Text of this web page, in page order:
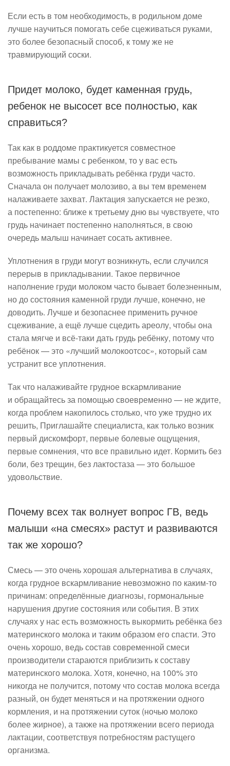
Если есть в том необходимость, в родильном доме
лучше научиться помогать себе сцеживаться руками,
это более безопасный способ, к тому же не
травмирующий соски.
Придет молоко, будет каменная грудь,
ребенок не высосет все полностью, как
справиться?
Так как в роддоме практикуется совместное
пребывание мамы с ребенком, то у вас есть
возможность прикладывать ребёнка груди часто.
Сначала он получает молозиво, а вы тем временем
налаживаете захват. Лактация запускается не резко,
а постепенно: ближе к третьему дню вы чувствуете, что
грудь начинает постепенно наполняться, в свою
очередь малыш начинает сосать активнее.
Уплотнения в груди могут возникнуть, если случился
перерыв в прикладывании. Такое первичное
наполнение груди молоком часто бывает болезненным,
но до состояния каменной груди лучше, конечно, не
доводить. Лучше и безопаснее применить ручное
сцеживание, а ещё лучше сцедить ареолу, чтобы она
стала мягче и всё-таки дать грудь ребёнку, потому что
ребёнок — это «лучший молокоотсос», который сам
устранит все уплотнения.
Так что налаживайте грудное вскармливание
и обращайтесь за помощью своевременно — не ждите,
когда проблем накопилось столько, что уже трудно их
решить, Приглашайте специалиста, как только возник
первый дискомфорт, первые болевые ощущения,
первые сомнения, что все правильно идет. Кормить без
боли, без трещин, без лактостаза — это большое
удовольствие.
Почему всех так волнует вопрос ГВ, ведь
малыши «на смесях» растут и развиваются
так же хорошо?
Смесь — это очень хорошая альтернатива в случаях,
когда грудное вскармливание невозможно по каким-то
причинам: определённые диагнозы, гормональные
нарушения другие состояния или события. В этих
случаях у нас есть возможность выкормить ребёнка без
материнского молока и таким образом его спасти. Это
очень хорошо, ведь состав современной смеси
производители стараются приблизить к составу
материнского молока. Хотя, конечно, на 100% это
никогда не получится, потому что состав молока всегда
разный, он будет меняться и на протяжении одного
кормления, и на протяжении суток (ночью молоко
более жирное), а также на протяжении всего периода
лактации, соответствуя потребностям растущего
организма.